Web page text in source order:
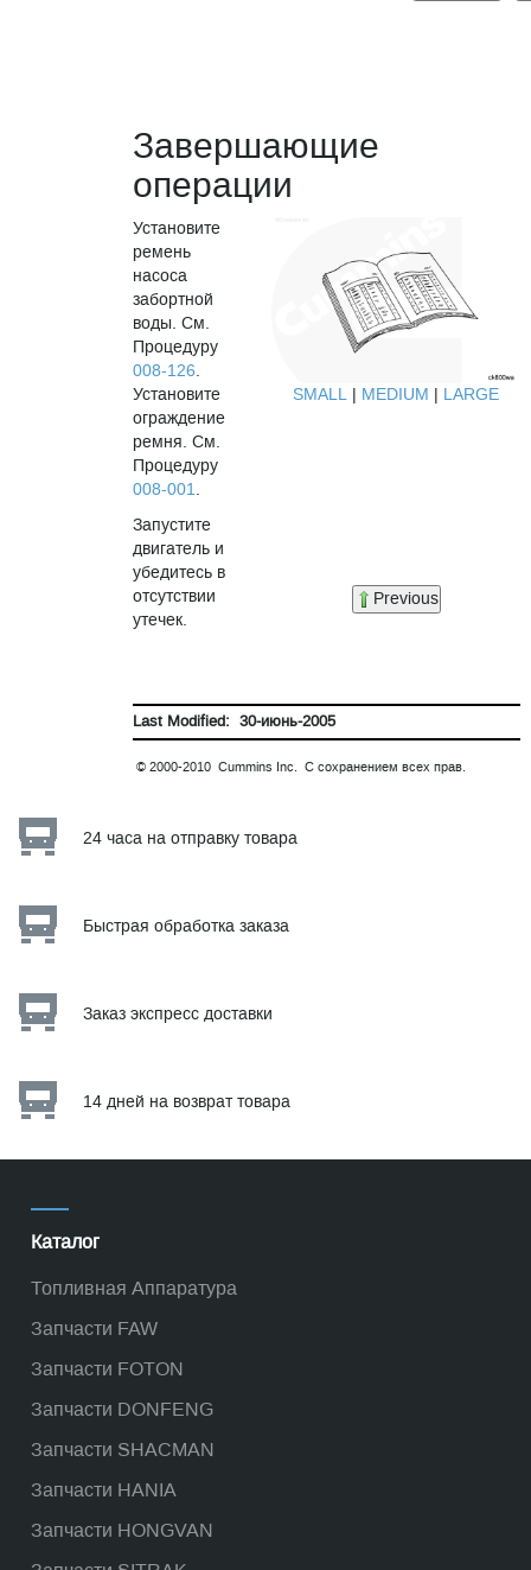
Завершающие
операции
Установите
ремень
насоса
забортной
воды. См.
Процедуру
008-126.
Установите
ограждение
ремня. См.
Процедуру
008-001.
Запустите
двигатель и
убедитесь в
отсутствии
утечек.
SMALL | MEDIUM | LARGE
Previous
Last Modified: 30-июнь-2005
© 2000-2010 Cummins Inc. С сохранением всех прав.
24 часа на отправку товара
Быстрая обработка заказа
Заказ экспресс доставки
14 дней на возврат товара
Каталог
Топливная Аппаратура
Запчасти FAW
Запчасти FOTON
Запчасти DONFENG
Запчасти SHACMAN
Запчасти HANIA
Запчасти HONGVAN